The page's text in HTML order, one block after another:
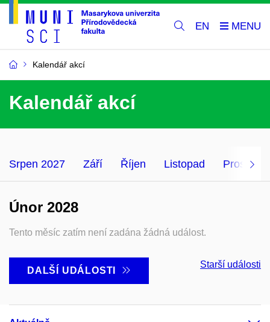
EN
Kalendář akcí
Kalendář akcí
Srpen 2027 Září Říjen Listopad Prosinec
Únor 2028
Tento měsíc zatím není zadána žádná událost.
DALŠÍ UDÁLOSTI
Starší události